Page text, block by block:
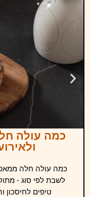
כמה עולה
כמה עולה חלה
לשבת לפי סוג -
טיפים